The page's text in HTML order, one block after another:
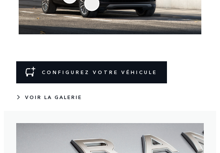
CONFIGUREZ VOTRE VÉHICULE
VOIR LA GALERIE